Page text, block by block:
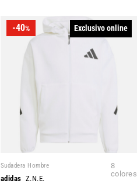
-40% Exclusivo online
Sudadera Hombre
adidas Z.N.E.
8
colores